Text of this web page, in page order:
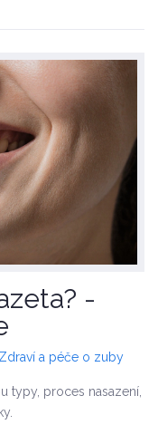
-
Zdraví a péče o zuby
typy, proces nasazení,